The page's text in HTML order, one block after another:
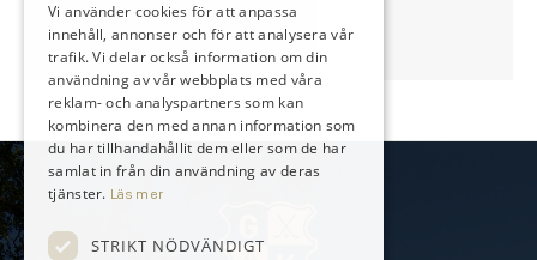
Vi använder cookies för att anpassa
innehåll, annonser och för att analysera vår
trafik. Vi delar också information om din
användning av vår webbplats med våra
reklam- och analyspartners som kan
kombinera den med annan information som
du har tillhandahållit dem eller som de har
samlat in från din användning av deras
tjänster. Läs mer
STRIKT NÖDVÄNDIGT